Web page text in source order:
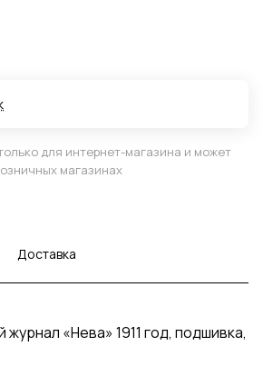
для интернет-магазина и может
магазинах
Доставка
«Нева» 1911 год, подшивка,